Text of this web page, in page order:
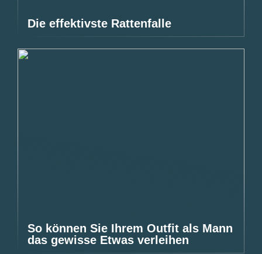
Die effektivste Rattenfalle
So können Sie Ihrem Outfit als Mann
das gewisse Etwas verleihen